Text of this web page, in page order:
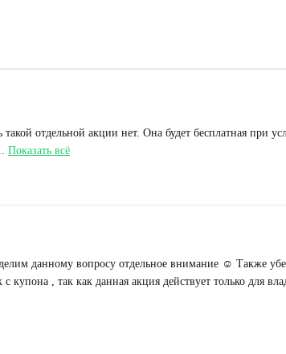
такой отдельной акции нет. Она будет бесплатная при
Показать всё
данному вопросу отдельное внимание ☺️ Также
купона , так как данная акция действует только для